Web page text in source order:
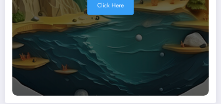
Click Here